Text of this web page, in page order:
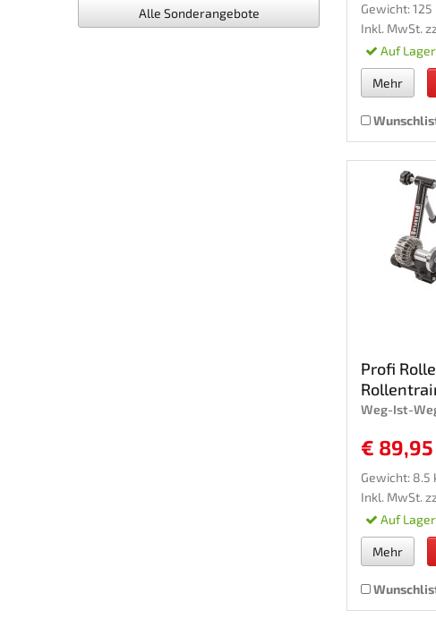
Alle Sonderangebote
Gewicht: 125
Inkl. MwSt.
Auf Lager
Mehr
Profi
Weg-Ist-
€ 89,95
Gewicht: 8.5
Inkl. MwSt.
Auf Lager
Mehr